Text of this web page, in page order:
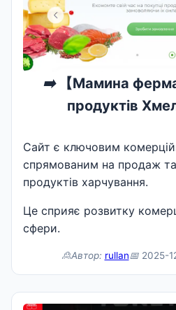
➡️【Мамина
продуктів
Сайт є ключовим
спрямованим на продаж
продуктів харчування.
Це сприяє розвитку
сфери.
🙎Автор: rullan📅2025-